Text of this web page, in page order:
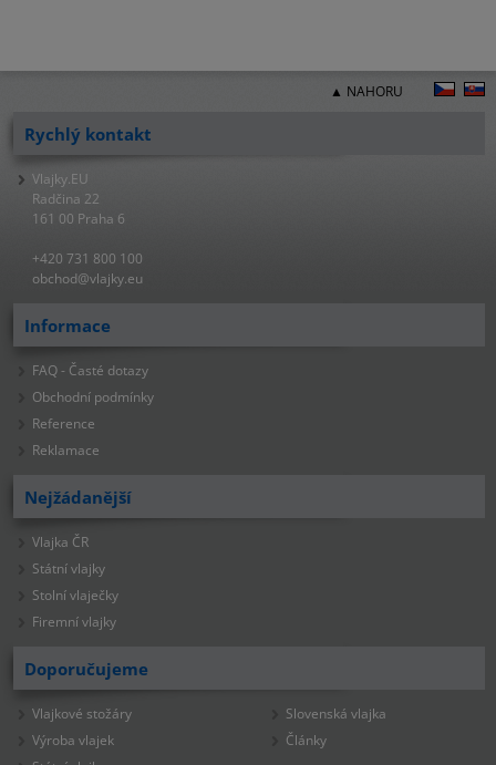
▲ NAHORU
Rychlý kontakt
Vlajky.EU
Radčina 22
161 00 Praha 6
+420 731 800 100
obchod@vlajky.eu
Informace
FAQ - Časté dotazy
Obchodní podmínky
Reference
Reklamace
Nejžádanější
Vlajka ČR
Státní vlajky
Stolní vlaječky
Firemní vlajky
Doporučujeme
Vlajkové stožáry
Výroba vlajek
Slovenská vlajka
Články